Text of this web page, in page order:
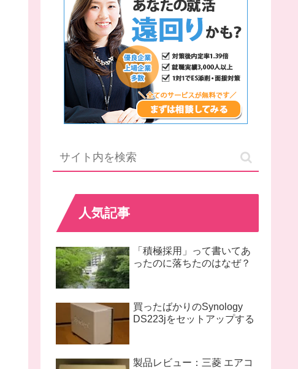
人気記事
「積極採用」って書いてあ
ったのに落ちたのはなぜ？
買ったばかりのSynology
DS223jをセットアップする
製品レビュー：三菱 エアコ